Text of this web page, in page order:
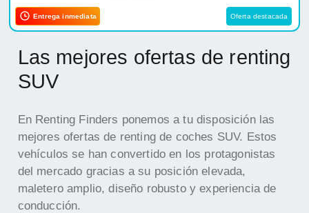
Entrega inmediata Oferta destacada
Las mejores ofertas de renting
SUV
En Renting Finders ponemos a tu disposición las
mejores ofertas de renting de coches SUV. Estos
vehículos se han convertido en los protagonistas
del mercado gracias a su posición elevada,
maletero amplio, diseño robusto y experiencia de
conducción.